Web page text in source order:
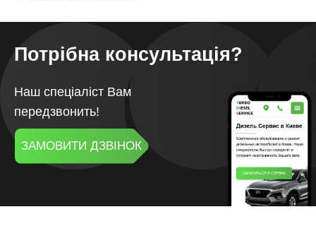
Потрібна консультація?
Наш спеціаліст Вам
передзвонить!
ЗАМОВИТИ ДЗВІНОК